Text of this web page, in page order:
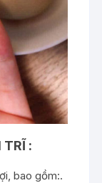
TRĨ :
bao gồm:.